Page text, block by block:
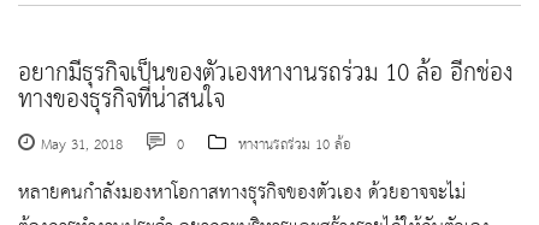
อยากมีธุรกิจเป็นของตัวเองหางานรถร่วม 10 ล้อ อีกช่อง
ทางของธุรกิจที่น่าสนใจ
May 31, 2018 0 หางานรถร่วม 10 ล้อ
หลายคนกำลังมองหาโอกาสทางธุรกิจของตัวเอง ด้วยอาจจะไม่